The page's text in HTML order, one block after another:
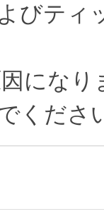
びティ
になり
くださ